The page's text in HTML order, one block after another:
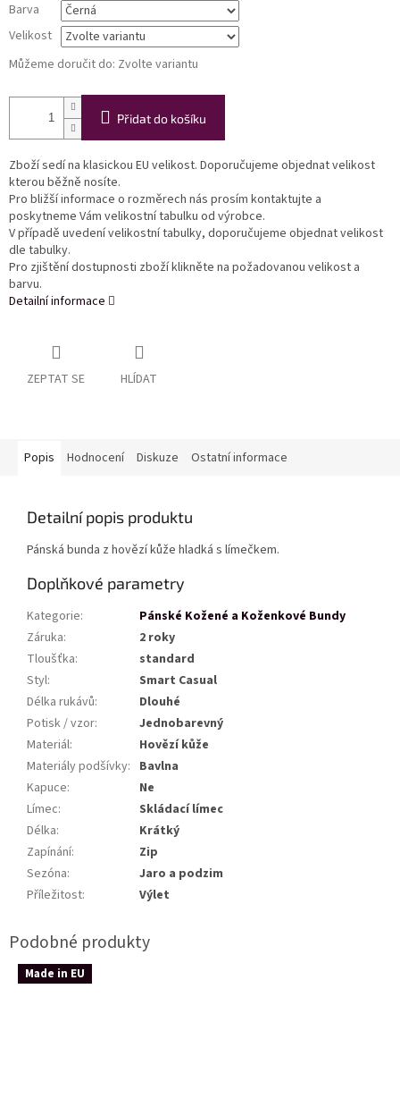
Barva
Velikost
Můžeme doručit do: Zvolte variantu
Přidat do košíku
Zboží sedí na klasickou EU velikost. Doporučujeme objednat velikost
kterou běžně nosíte.
Pro bližší informace o rozměrech nás prosím kontaktujte a
poskytneme Vám velikostní tabulku od výrobce.
V případě uvedení velikostní tabulky, doporučujeme objednat velikost
dle tabulky.
Pro zjištění dostupnosti zboží klikněte na požadovanou velikost a
barvu.
Detailní informace
ZEPTAT SE HLÍDAT
Popis Hodnocení Diskuze Ostatní informace
Detailní popis produktu
Pánská bunda z hovězí kůže hladká s límečkem.
Doplňkové parametry
Kategorie:
Pánské Kožené a Koženkové Bundy
Záruka:
2 roky
Tloušťka:
standard
Styl:
Smart Casual
Délka rukávů:
Dlouhé
Potisk / vzor:
Jednobarevný
Materiál:
Hovězí kůže
Materiály podšívky: Bavlna
Kapuce:
Ne
Límec:
Skládací límec
Délka:
Krátký
Zapínání:
Zip
Sezóna:
Jaro a podzim
Příležitost: Výlet
Made in EU